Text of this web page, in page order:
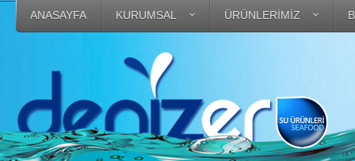
ANASAYFA KURUMSAL ÜRÜNLERİMİZ